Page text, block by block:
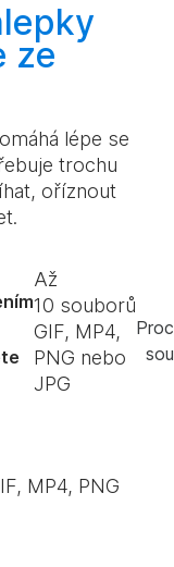
ze
lépe se
trochu
oříznout
Až
10 souborů
GIF, MP4,
PNG nebo
JPG
MP4, PNG